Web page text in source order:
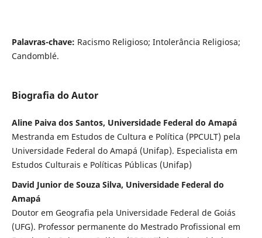
Palavras-chave: Racismo Religioso; Intolerância Religiosa;
Candomblé.
Biografia do Autor
Aline Paiva dos Santos, Universidade Federal do Amapá
Mestranda em Estudos de Cultura e Política (PPCULT) pela
Universidade Federal do Amapá (Unifap). Especialista em
Estudos Culturais e Políticas Públicas (Unifap)
David Junior de Souza Silva, Universidade Federal do
Amapá
Doutor em Geografia pela Universidade Federal de Goiás
(UFG). Professor permanente do Mestrado Profissional em